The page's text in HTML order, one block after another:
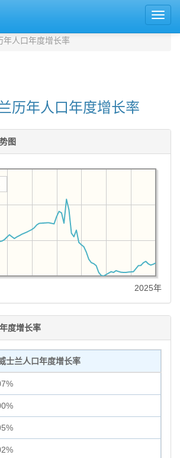
年人口年度增长率
历年人口年度增长率
图
2025年
度增长率
士兰人口年度增长率